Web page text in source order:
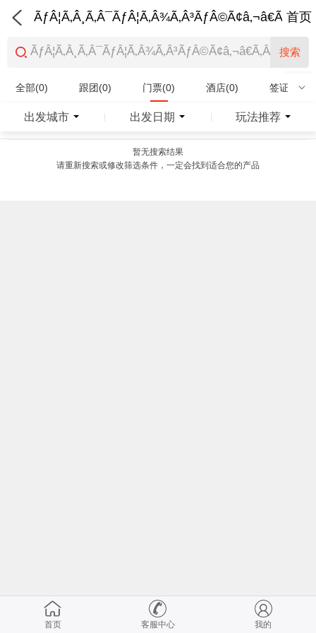
首页
搜索
全部(0) 跟团(0) 门票(0) 酒店(0) 签证(0)
特产商品(0)
出发城市 出发日期 玩法推荐
暂无搜索结果
请重新搜索或修改筛选条件，一定会找到适合您的产品
首页 客服中心 我的